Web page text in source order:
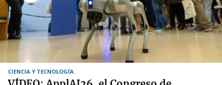
CIENCIA Y TECNOLOGÍA